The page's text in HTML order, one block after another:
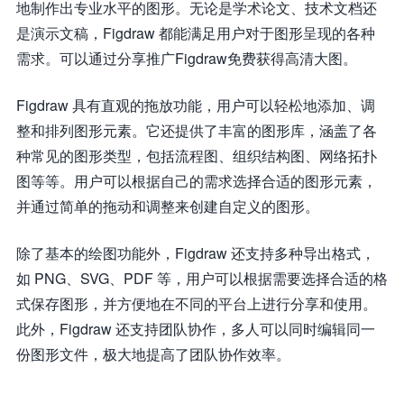
地制作出专业水平的图形。无论是学术论文、技术文档还
是演示文稿，Figdraw 都能满足用户对于图形呈现的各种
需求。可以通过分享推广Figdraw免费获得高清大图。
Figdraw 具有直观的拖放功能，用户可以轻松地添加、调
整和排列图形元素。它还提供了丰富的图形库，涵盖了各
种常见的图形类型，包括流程图、组织结构图、网络拓扑
图等等。用户可以根据自己的需求选择合适的图形元素，
并通过简单的拖动和调整来创建自定义的图形。
除了基本的绘图功能外，Figdraw 还支持多种导出格式，
如 PNG、SVG、PDF 等，用户可以根据需要选择合适的格
式保存图形，并方便地在不同的平台上进行分享和使用。
此外，Figdraw 还支持团队协作，多人可以同时编辑同一
份图形文件，极大地提高了团队协作效率。